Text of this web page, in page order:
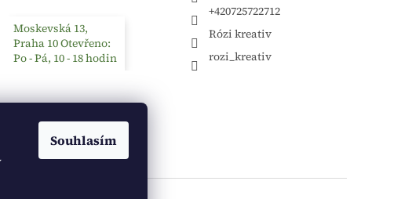
Souhlasím
Moskevská 13,
Praha 10 Otevřeno:
Po - Pá, 10 - 18 hodin
+420725722712
Rózi kreativ
rozi_kreativ